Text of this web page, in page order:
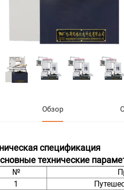
Обзор
спецификация
технические
№
1